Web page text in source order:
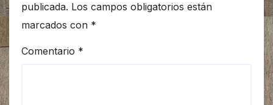
publicada. Los campos obligatorios están
marcados con *
Comentario *